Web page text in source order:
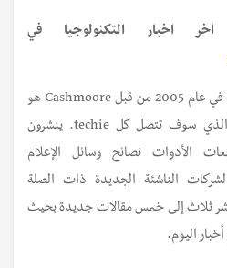
اخبار التكنولوجيا في
Mashable.com التي تأسست في عام 2005 من قبل Cashmoore هو
واحد من هذا الموقع الجيد الذي سوف تتصل كل techie. ينشرون
الأدوات نصائح وسائل الإعلام
الناشئة الجديدة ذات الصلة
ثلاث إلى خمس مقالات جديدة بحيث
اليوم.